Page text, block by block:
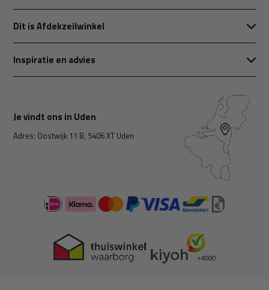
Dit is Afdekzeilwinkel
Inspiratie en advies
Je vindt ons in Uden
Adres: Oostwijk 11 B, 5406 XT Uden